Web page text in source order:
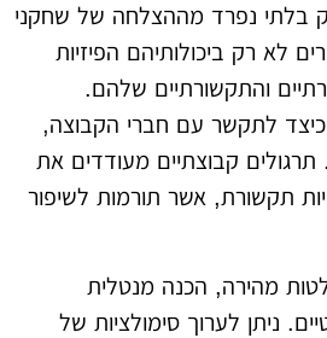
בלתי נפרד מההצלחה של שחקני
לא רק ביכולותיהם הפיזיות
והתקשורתיים שלהם.
לתקשר עם חברי הקבוצה,
קבוצתיים מעודדים את
תקשורת, אשר תורמות לשיפור
מהירה, הכנה מנטלית
ניתן לערוך סימולציות של